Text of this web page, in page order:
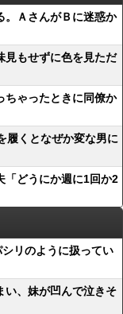
。ＡさんがＢに迷惑か
見もせずに色を見ただ
ちゃったときに同僚か
履くとなぜか変な男に
どうにか週に1回か2
リのように扱ってい
い、妹が凹んで泣きそ